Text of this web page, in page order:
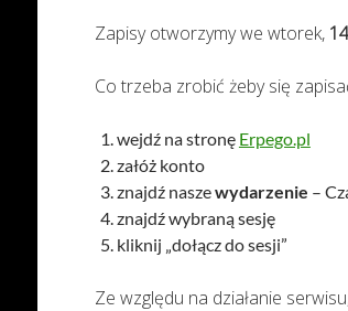
Zapisy otworzymy we wtorek,
Co trzeba zrobić żeby się
wejdź na stronę Erpego.pl
załóż konto
znajdź naszewydarzenie –
znajdź wybraną sesję
kliknij „dołącz do sesji”
Ze względu na działanie